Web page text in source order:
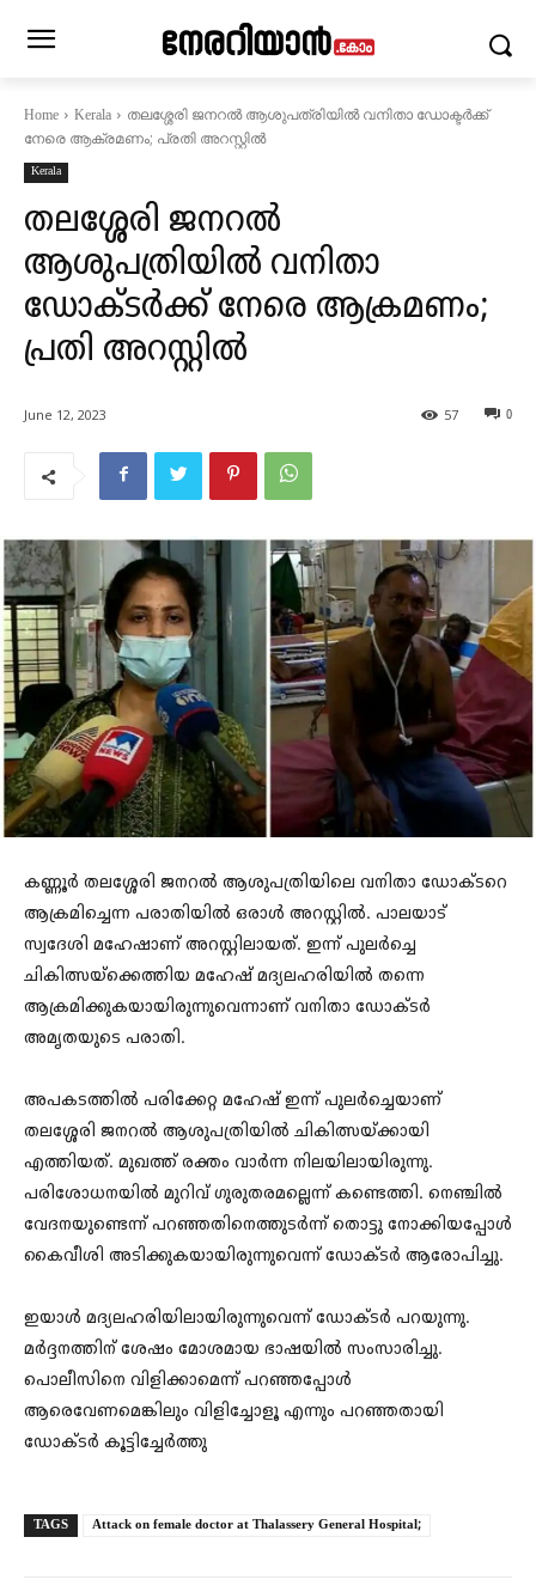
Home Kerala
തലശ്ശേരി ജനറൽ ആശുപത്രിയിൽ വനിതാ ഡോക്ടർക്ക്
നേരെ ആക്രമണം; പ്രതി അറസ്റ്റിൽ
Kerala
തലശ്ശേരി ജനറൽ
ആശുപത്രിയിൽ വനിതാ
ഡോക്ടർക്ക് നേരെ ആക്രമണം;
പ്രതി അറസ്റ്റിൽ
June 12, 2023 0
57
കണ്ണൂർ തലശ്ശേരി ജനറൽ ആശുപത്രിയിലെ വനിതാ ഡോക്ടറെ
ആക്രമിച്ചെന്ന പരാതിയിൽ ഒരാൾ അറസ്റ്റിൽ. പാലയാട്
സ്വദേശി മഹേഷാണ് അറസ്റ്റിലായത്. ഇന്ന് പുലര്‍ച്ചെ
ചികിത്സയ്ക്കെത്തിയ മഹേഷ് മദ്യലഹരിയില്‍ തന്നെ
ആക്രമിക്കുകയായിരുന്നുവെന്നാണ് വനിതാ ഡോക്ടർ
അമൃതയുടെ പരാതി.
അപകടത്തിൽ പരിക്കേറ്റ മഹേഷ് ഇന്ന് പുലര്‍ച്ചെയാണ്
തലശ്ശേരി ജനറൽ ആശുപത്രിയിൽ ചികിത്സയ്ക്കായി
എത്തിയത്. മുഖത്ത് രക്തം വാര്‍ന്ന നിലയിലായിരുന്നു.
പരിശോധനയിൽ മുറിവ് ഗുരുതരമല്ലെന്ന് കണ്ടെത്തി. നെഞ്ചില്‍
വേദനയുണ്ടെന്ന് പറഞ്ഞതിനെത്തുടര്‍ന്ന് തൊട്ടു നോക്കിയപ്പോള്‍
കൈവീശി അടിക്കുകയായിരുന്നുവെന്ന് ഡോക്ടര്‍ ആരോപിച്ചു.
ഇയാൾ മദ്യലഹരിയിലായിരുന്നുവെന്ന് ഡോക്ടർ പറയുന്നു.
മർദ്ദനത്തിന് ശേഷം മോശമായ ഭാഷയില്‍ സംസാരിച്ചു.
പൊലീസിനെ വിളിക്കാമെന്ന് പറഞ്ഞപ്പോൾ
ആരെവേണമെങ്കിലും വിളിച്ചോളൂ എന്നും പറഞ്ഞതായി
ഡോക്ടര്‍ കൂട്ടിച്ചേർത്തു
TAGS Attack on female doctor at Thalassery General Hospital;